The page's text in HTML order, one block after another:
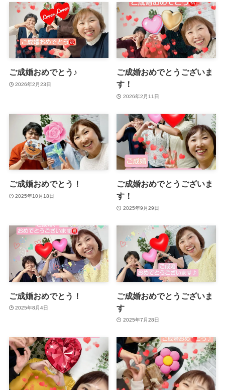
ご成婚おめでとう♪
2026年2月23日
ご成婚おめでとうございま
す！
2026年2月11日
ご成婚おめでとう！
2025年10月18日
ご成婚おめでとうございま
す！
2025年9月29日
ご成婚おめでとう！
2025年8月4日
ご成婚おめでとうございま
す
2025年7月28日